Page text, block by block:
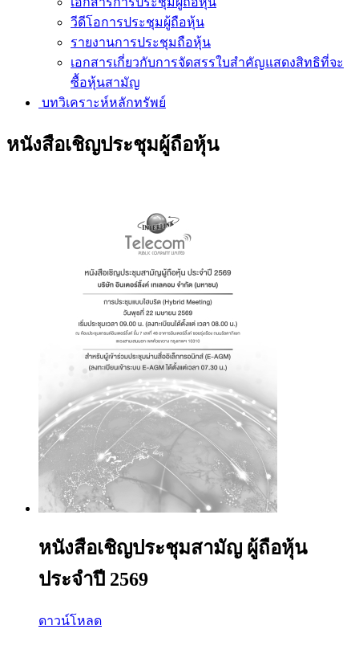
วีดีโอการประชุมผู้ถือหุ้น
รายงานการประชุมถือหุ้น
เอกสารเกี่ยวกับการจัดสรรใบสำคัญแสดงสิทธิที่จะ
ซื้อหุ้นสามัญ
บทวิเคราะห์หลักทรัพย์
หนังสือเชิญประชุมผู้ถือหุ้น
หนังสือเชิญประชุมสามัญ ผู้ถือหุ้น
ประจำปี 2569
ดาวน์โหลด